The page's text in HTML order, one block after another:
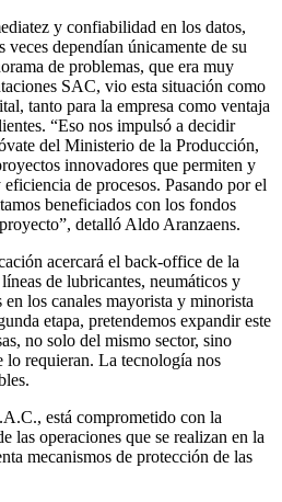
y confiabilidad en los datos,
dependían únicamente de su
de problemas, que era muy
SAC, vio esta situación como
tanto para la empresa como ventaja
“Eso nos impulsó a decidir
del Ministerio de la Producción,
innovadores que permiten y
de procesos. Pasando por el
beneficiados con los fondos
detalló Aldo Aranzaens.
acercará el back-office de la
de lubricantes, neumáticos y
los canales mayorista y minorista
etapa, pretendemos expandir este
no solo del mismo sector, sino
lo requieran. La tecnología nos
está comprometido con la
las operaciones que se realizan en la
mecanismos de protección de las